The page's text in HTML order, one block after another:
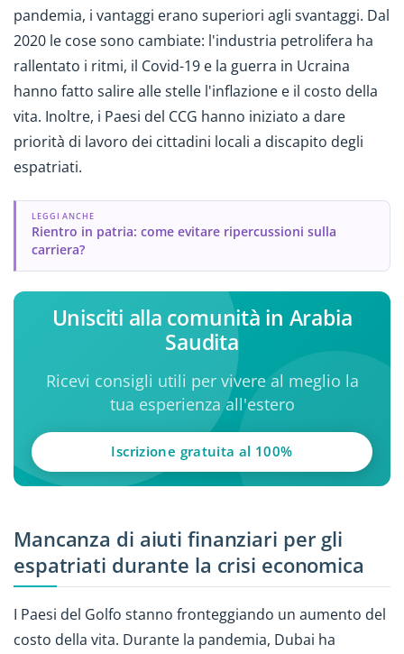
pandemia, i vantaggi erano superiori agli svantaggi. Dal
2020 le cose sono cambiate: l'industria petrolifera ha
rallentato i ritmi, il Covid-19 e la guerra in Ucraina
hanno fatto salire alle stelle l'inflazione e il costo della
vita. Inoltre, i Paesi del CCG hanno iniziato a dare
priorità di lavoro dei cittadini locali a discapito degli
espatriati.
LEGGI ANCHE
Rientro in patria: come evitare ripercussioni sulla
carriera?
Unisciti alla comunità in Arabia
Saudita
Ricevi consigli utili per vivere al meglio la
tua esperienza all'estero
Iscrizione gratuita al 100%
Mancanza di aiuti finanziari per gli
espatriati durante la crisi economica
I Paesi del Golfo stanno fronteggiando un aumento del
costo della vita. Durante la pandemia, Dubai ha